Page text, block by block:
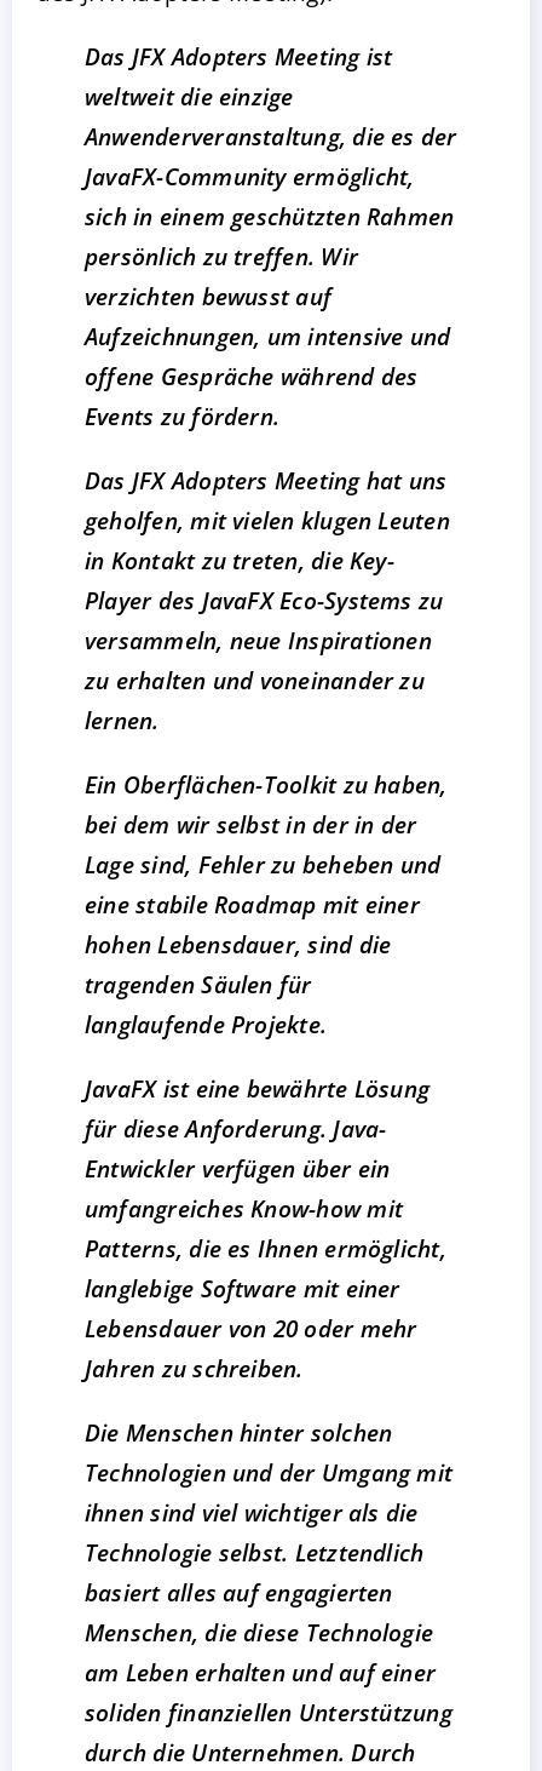
Das JFX Adopters Meeting ist
weltweit die einzige
Anwenderveranstaltung, die es der
JavaFX-Community ermöglicht,
sich in einem geschützten Rahmen
persönlich zu treffen. Wir
verzichten bewusst auf
Aufzeichnungen, um intensive und
offene Gespräche während des
Events zu fördern.
Das JFX Adopters Meeting hat uns
geholfen, mit vielen klugen Leuten
in Kontakt zu treten, die Key-
Player des JavaFX Eco-Systems zu
versammeln, neue Inspirationen
zu erhalten und voneinander zu
lernen.
Ein Oberflächen-Toolkit zu haben,
bei dem wir selbst in der in der
Lage sind, Fehler zu beheben und
eine stabile Roadmap mit einer
hohen Lebensdauer, sind die
tragenden Säulen für
langlaufende Projekte.
JavaFX ist eine bewährte Lösung
für diese Anforderung. Java-
Entwickler verfügen über ein
umfangreiches Know-how mit
Patterns, die es Ihnen ermöglicht,
langlebige Software mit einer
Lebensdauer von 20 oder mehr
Jahren zu schreiben.
Die Menschen hinter solchen
Technologien und der Umgang mit
ihnen sind viel wichtiger als die
Technologie selbst. Letztendlich
basiert alles auf engagierten
Menschen, die diese Technologie
am Leben erhalten und auf einer
soliden finanziellen Unterstützung
durch die Unternehmen. Durch